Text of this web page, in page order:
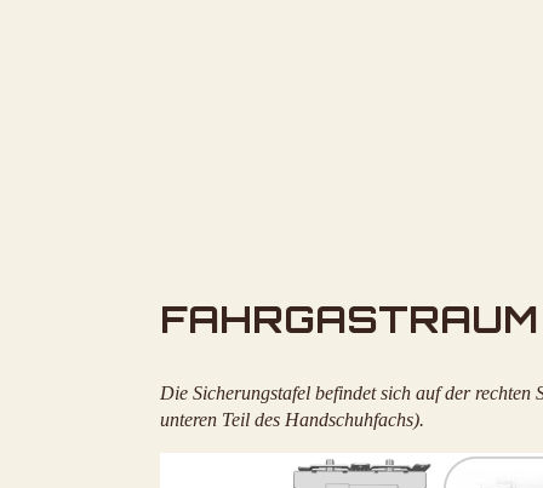
FAHRGASTRAUM
Die Sicherungstafel befindet sich auf der rechten
unteren Teil des Handschuhfachs).